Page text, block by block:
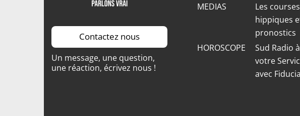
Contactez nous
Un message, une question,
une réaction, écrivez nous !
MEDIAS
Les courses
hippiques
pronostics
HOROSCOPE
Sud Radio à
votre
avec